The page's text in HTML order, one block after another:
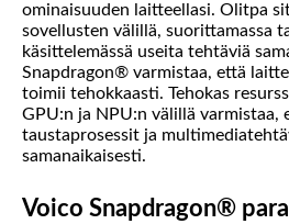
ominaisuuden laitteellasi. Olitpa
sovellusten välillä, suorittamassa
käsittelemässä useita tehtäviä
Snapdragon® varmistaa, että
toimii tehokkaasti. Tehokas
GPU:n ja NPU:n välillä varmistaa,
taustaprosessit ja
samanaikaisesti.
Voico Snapdragon®